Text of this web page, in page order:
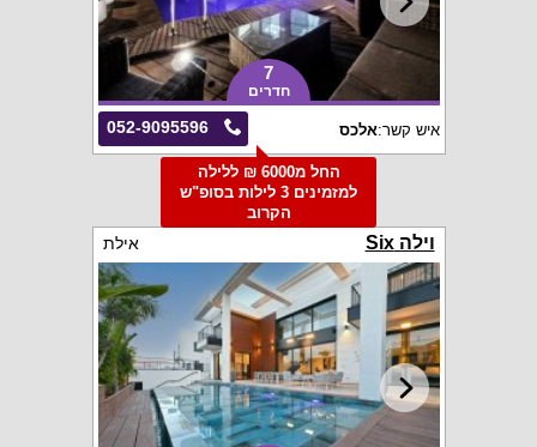
7
חדרים
052-9095596 איש קשר:אלכס
החל מ6000 ₪ ללילה
למזמינים 3 לילות בסופ"ש
הקרוב
וילה Six אילת